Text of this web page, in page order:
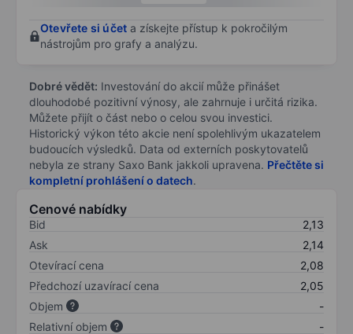
Otevřete si účet a získejte přístup k pokročilým
nástrojům pro grafy a analýzu.
Dobré vědět: Investování do akcií může přinášet
dlouhodobé pozitivní výnosy, ale zahrnuje i určitá rizika.
Můžete přijít o část nebo o celou svou investici.
Historický výkon této akcie není spolehlivým ukazatelem
budoucích výsledků. Data od externích poskytovatelů
nebyla ze strany Saxo Bank jakkoli upravena. Přečtěte si
kompletní prohlášení o datech.
Cenové nabídky
Bid
2,13
Ask
2,14
Otevírací cena
2,08
Předchozí uzavírací cena
2,05
Objem
-
Relativní objem
-